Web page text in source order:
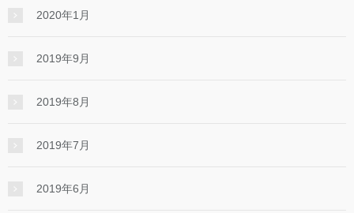
2020年1月
2019年9月
2019年8月
2019年7月
2019年6月